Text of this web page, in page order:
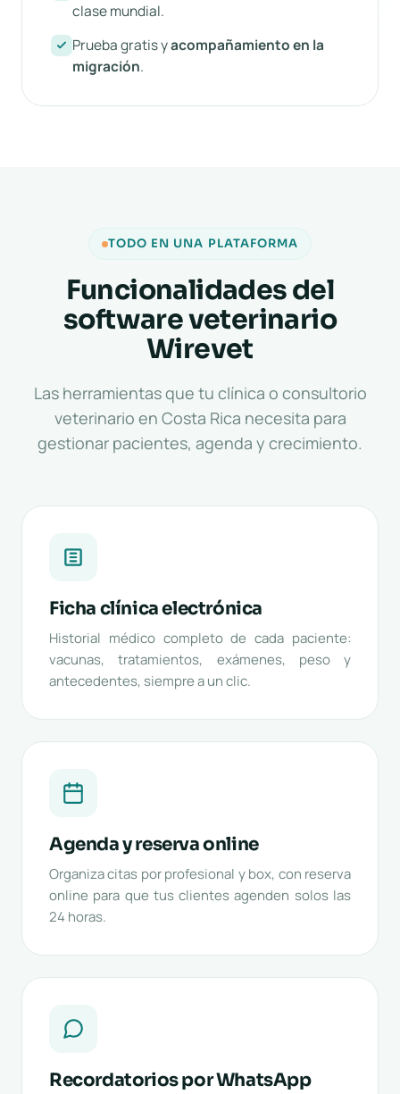
clase mundial.
Prueba gratis yacompañamiento en la
migración.
TODO EN UNA PLATAFORMA
Funcionalidades del
software veterinario
Wirevet
Las herramientas que tu clínica o consultorio
veterinario en Costa Rica necesita para
gestionar pacientes, agenda y crecimiento.
Ficha clínica electrónica
Historial médico completo de cada paciente:
vacunas, tratamientos, exámenes, peso y
antecedentes, siempre a un clic.
Agenda y reserva online
Organiza citas por profesional y box, con reserva
online para que tus clientes agenden solos las
24 horas.
Recordatorios por WhatsApp